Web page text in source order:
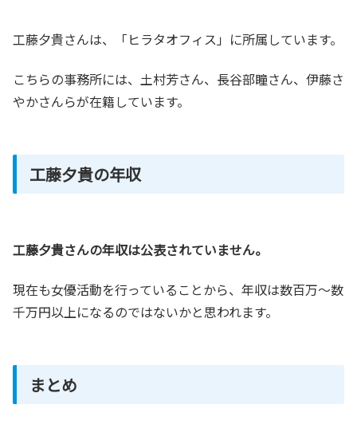
工藤夕貴さんは、「ヒラタオフィス」に所属しています。
こちらの事務所には、土村芳さん、長谷部瞳さん、伊藤さ
やかさんらが在籍しています。
工藤夕貴の年収
工藤夕貴さんの年収は公表されていません。
現在も女優活動を行っていることから、年収は数百万～数
千万円以上になるのではないかと思われます。
まとめ